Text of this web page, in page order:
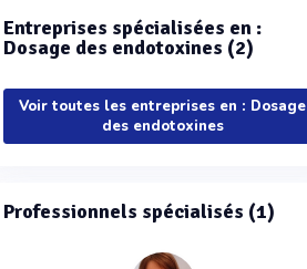
Entreprises spécialisées en :
Dosage des endotoxines (2)
Voir toutes les entreprises en : Dosage
des endotoxines
Professionnels spécialisés (1)